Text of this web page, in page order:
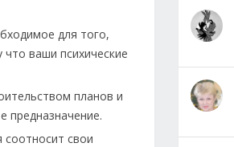
для того,
ваши психические
планов и
предназначение.
соотносит свои